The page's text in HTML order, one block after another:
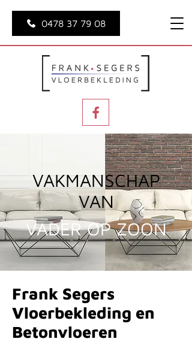
0478 37 79 08
VAKMANSCHAP
VAN
VADER OP ZOON
Frank Segers
Vloerbekleding en
Betonvloeren